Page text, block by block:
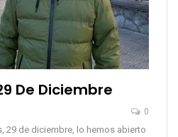
De Diciembre
0
29 de diciembre, lo hemos abierto